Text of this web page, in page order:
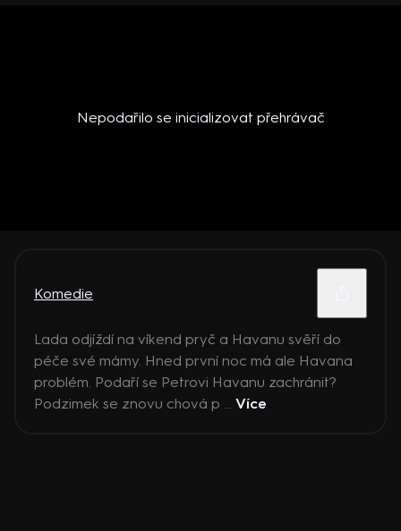
Nepodařilo se inicializovat přehrávač
Komedie
Lada odjíždí na víkend pryč a Havanu svěří do
péče své mámy. Hned první noc má ale Havana
problém. Podaří se Petrovi Havanu zachránit?
Podzimek se znovu chová p ... Více